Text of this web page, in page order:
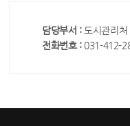
담당부서 : 도시관리처
전화번호 : 031-412-